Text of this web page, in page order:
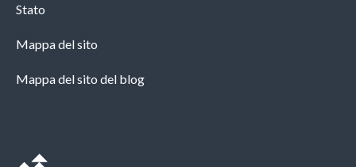
Stato
Mappa del sito
Mappa del sito del blog